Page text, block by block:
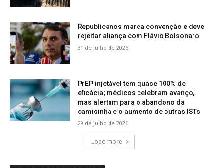
Republicanos marca convenção e deve
rejeitar aliança com Flávio Bolsonaro
31 de julho de 2026
PrEP injetável tem quase 100% de
eficácia; médicos celebram avanço,
mas alertam para o abandono da
camisinha e o aumento de outras ISTs
29 de julho de 2026
Load more